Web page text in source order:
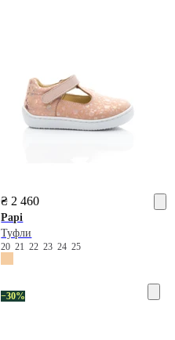
₴ 2 460
Papi
Туфли
202122232425
−30%